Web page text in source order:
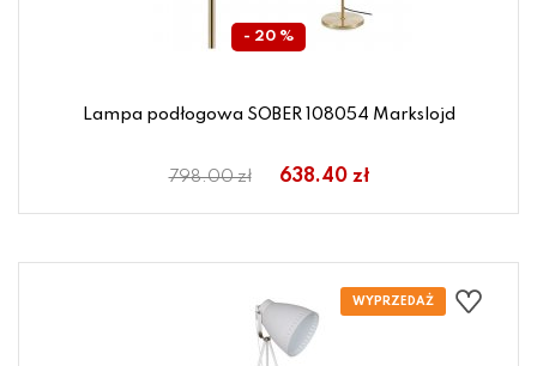
- 20 %
Lampa podłogowa SOBER 108054 Markslojd
798.00 zł 638.40 zł